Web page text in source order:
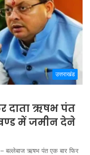
उत्तराखंड
दाता ऋषभ पंत
में जमीन देने
– बल्लेबाज ऋषभ पंत एक बार फिर